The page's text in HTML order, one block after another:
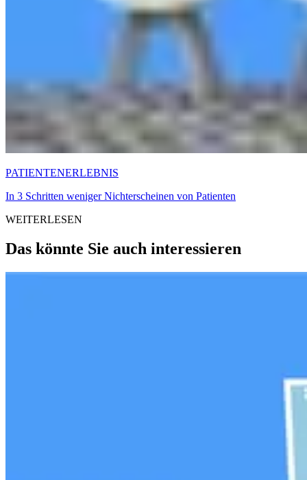
PATIENTENERLEBNIS
In 3 Schritten weniger Nichterscheinen von Patienten
WEITERLESEN
Das könnte Sie auch interessieren